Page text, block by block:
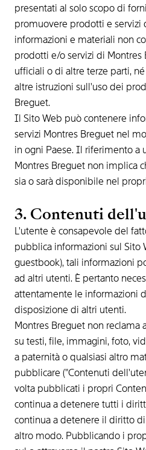
presentati al solo scopo di
promuovere prodotti e servizi
informazioni e materiali non
prodotti e/o servizi di
ufficiali o di altre terze parti,
altre istruzioni sull'uso dei
Breguet.
Il Sito Web può contenere
servizi Montres Breguet nel
in ogni Paese. Il riferimento a
Montres Breguet non implica
sia o sarà disponibile nel
3. Contenuti
L'utente è consapevole del
pubblica informazioni sul Sito
guestbook), tali informazioni
ad altri utenti. È pertanto
attentamente le informazioni
disposizione di altri utenti.
Montres Breguet non
su testi, file, immagini, foto,
a paternità o qualsiasi altro
pubblicare ("Contenuti
volta pubblicati i propri
continua a detenere tutti i
continua a detenere il diritto
altro modo. Pubblicando i